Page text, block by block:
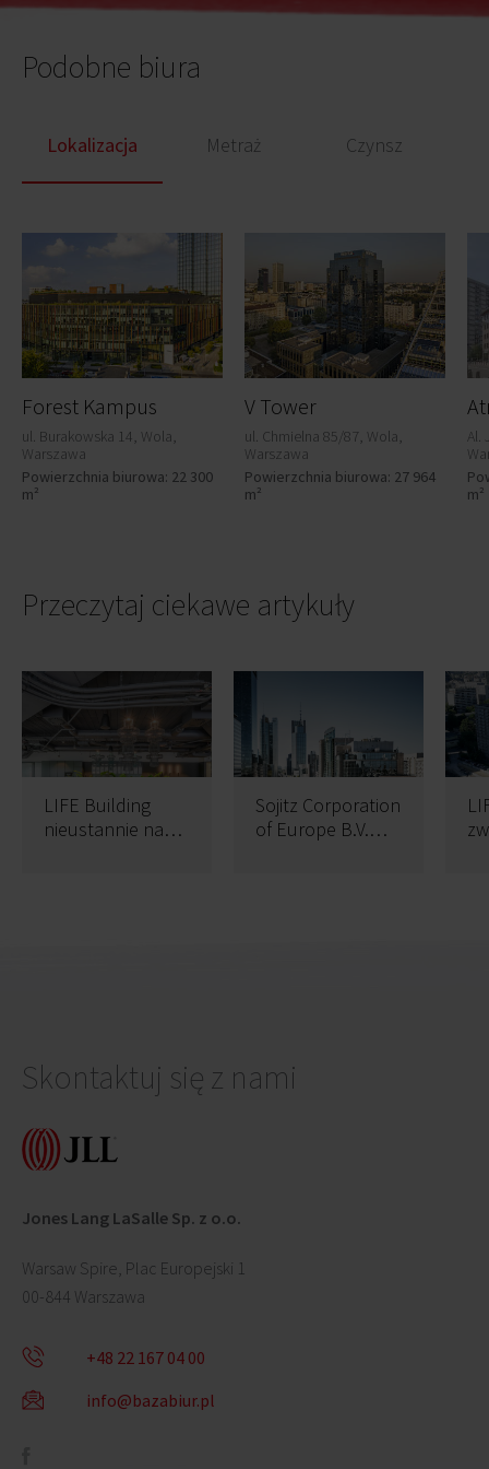
Podobne biura
Lokalizacja Metraż Czynsz
Forest Kampus
ul. Burakowska 14, Wola,
Warszawa
Powierzchnia biurowa: 22 300
m²
V Tower
ul. Chmielna 85/87, Wola,
Warszawa
Powierzchnia biurowa: 27 964
m²
Al.
m²
Przeczytaj ciekawe artykuły
LIFE Building
nieustannie na
Sojitz Corporation
of Europe B.V.
Skontaktuj się z nami
Jones Lang LaSalle Sp. z o.o.
Warsaw Spire, Plac Europejski 1
00-844 Warszawa
+48 22 167 04 00
info@bazabiur.pl